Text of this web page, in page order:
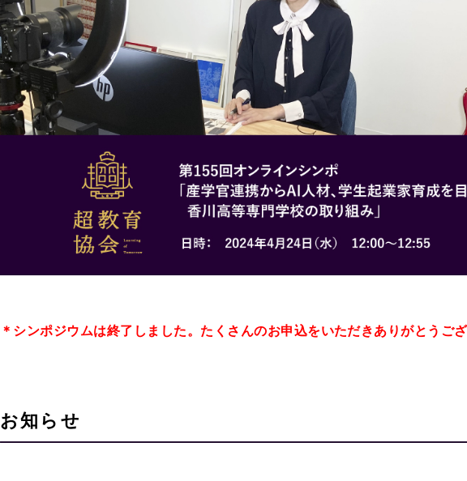
＊シンポジウムは終了しました。たくさんのお申込をいただきありがとうご
お知らせ